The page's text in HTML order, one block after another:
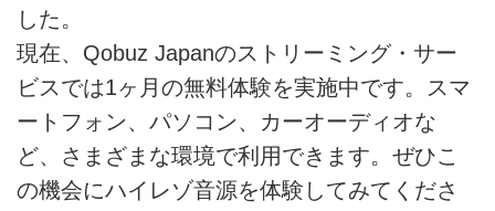
した。
現在、Qobuz Japanのストリーミング・サー
ビスでは1ヶ月の無料体験を実施中です。スマ
ートフォン、パソコン、カーオーディオな
ど、さまざまな環境で利用できます。ぜひこ
の機会にハイレゾ音源を体験してみてくださ